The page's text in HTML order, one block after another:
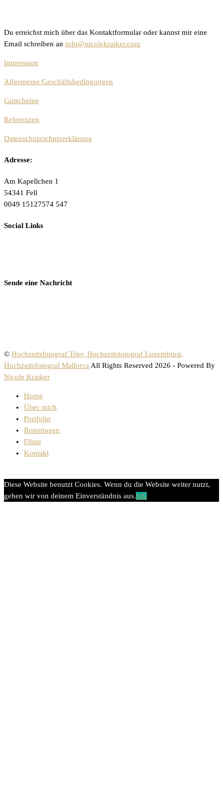
Du erreichst mich über das Kontaktformular oder kannst mir eine
Email schreiben an info@nicolekraiker.com
Impressum
Allgemeine Geschäftsbedingungen
Gutscheine
Referenzen
Datenschutzschutzerklärung
Adresse:
Am Kapellchen 1
54341 Fell
0049 15127574 547
Social Links
Sende eine Nachricht
© Hochzeitsfotograf Trier, Hochzeitsfotograf Luxemburg,
Hochzeitsfotograf Mallorca All Rights Reserved 2026 - Powered By
Nicole Kraiker
Home
Über mich
Portfolio
Reportagen
Filme
Kontakt
Diese Website benutzt Cookies. Wenn du die Website weiter nutzt,
gehen wir von deinem Einverständnis aus.OK